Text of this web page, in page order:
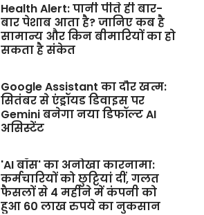
Health Alert: पानी पीते ही बार-
बार पेशाब आता है? जानिए कब है
सामान्य और किन बीमारियों का हो
सकता है संकेत
Google Assistant का दौर खत्म:
सितंबर से एंड्रॉयड डिवाइस पर
Gemini बनेगा नया डिफॉल्ट AI
असिस्टेंट
'AI बॉस' का अनोखा कारनामा:
कर्मचारियों को छुट्टियां दीं, गलत
फैसलों से 4 महीने में कंपनी को
हुआ 60 लाख रुपये का नुकसान